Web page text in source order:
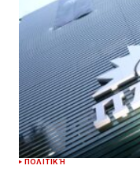
ΠΟΛΙΤΙΚΉ